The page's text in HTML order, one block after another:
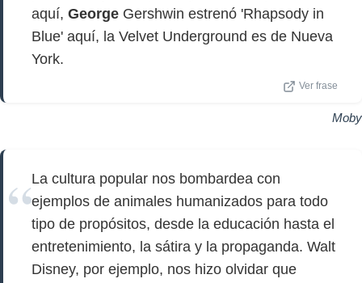
aquí, George Gershwin estrenó 'Rhapsody in
Blue' aquí, la Velvet Underground es de Nueva
York.
Ver frase
Moby
La cultura popular nos bombardea con
ejemplos de animales humanizados para todo
tipo de propósitos, desde la educación hasta el
entretenimiento, la sátira y la propaganda. Walt
Disney, por ejemplo, nos hizo olvidar que